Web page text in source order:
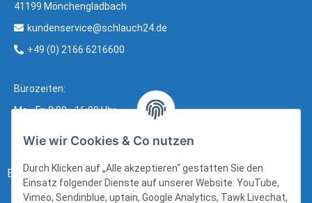
41199 Mönchengladbach
kundenservice@schlauch24.de
+49 (0) 2166 6216600
Bürozeiten:
Mo - Fr: 8:00 - 16:00 Uhr
Bezahlung:
Wie wir Cookies & Co nutzen
Durch Klicken auf „Alle akzeptieren“ gestatten Sie den
Einsatz folgender Dienste auf unserer Website: YouTube,
Vimeo, Sendinblue, uptain, Google Analytics, Tawk Livechat,